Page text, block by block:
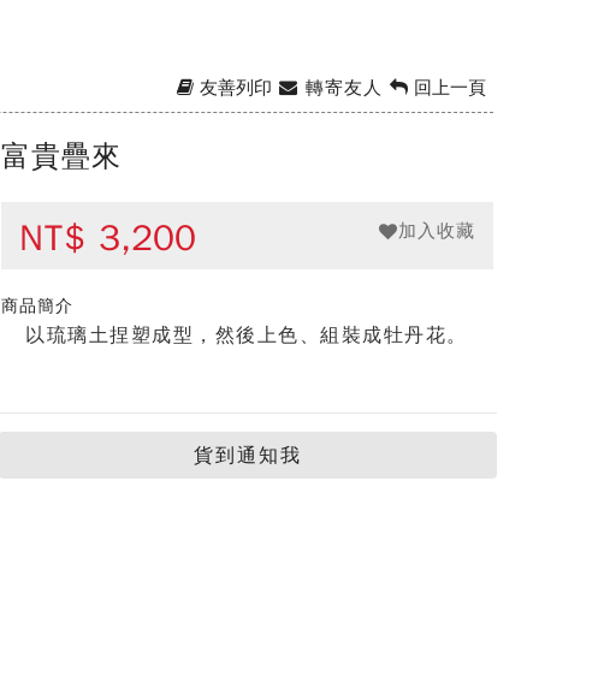
友善列印 轉寄友人 回上一頁
富貴疊來
NT$ 3,200 加入收藏
商品簡介
以琉璃土捏塑成型，然後上色、組裝成牡丹花。
貨到通知我